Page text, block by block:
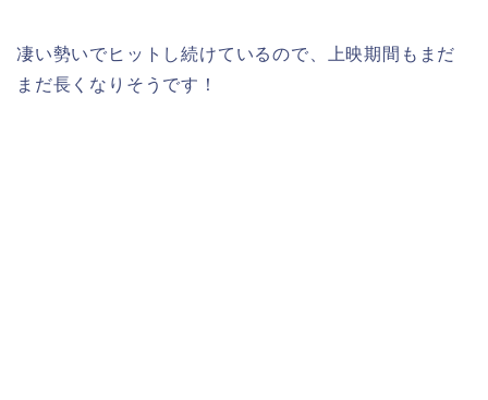
凄い勢いでヒットし続けているので、上映期間もまだ
まだ長くなりそうです！